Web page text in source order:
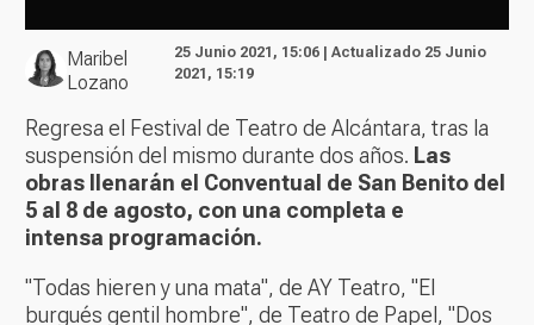
Maribel
Lozano
25 Junio 2021, 15:06 | Actualizado 25 Junio
2021, 15:19
Regresa el Festival de Teatro de Alcántara, tras la
suspensión del mismo durante dos años. Las
obras llenarán el Conventual de San Benito del
5 al 8 de agosto, con una completa e
intensa programación.
"Todas hieren y una mata", de AY Teatro, "El
burgués gentil hombre", de Teatro de Papel, "Dos